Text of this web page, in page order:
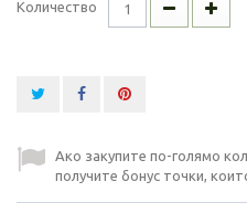
Количество
Ако закупите по-голямо
получите бонус точки,